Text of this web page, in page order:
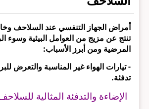
أمراض الجهاز التنفسي عند السلاحف
تنتج عن مزيج من العوامل البيئية وسوء
المرضية ومن أبرز الأسباب:
- تيارات الهواء غير المناسبة والتعرض
تدفئة.
الإضاءة والتدفئة المثالية للسلاحف